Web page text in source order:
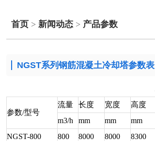
首页 > 新闻动态 > 产品参数
NGST系列钢筋混凝土冷却塔参数表
参数/型号
流量 长度 宽度 高度
m3/h
mm mm mm
NGST-800
800 8000 8000 8300